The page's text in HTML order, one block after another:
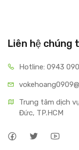
Liên hệ chúng
Hotline: 0943
Trung tâm dịch
Đức, TP.HCM